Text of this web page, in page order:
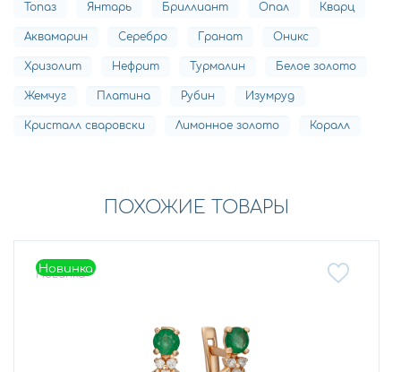
Топаз Янтарь Бриллиант Опал Кварц
Аквамарин Серебро Гранат Оникс
Хризолит Нефрит Турмалин Белое золото
Жемчуг Платина Рубин Изумруд
Кристалл сваровски Лимонное золото Коралл
ПОХОЖИЕ ТОВАРЫ
Новинка
Новинка